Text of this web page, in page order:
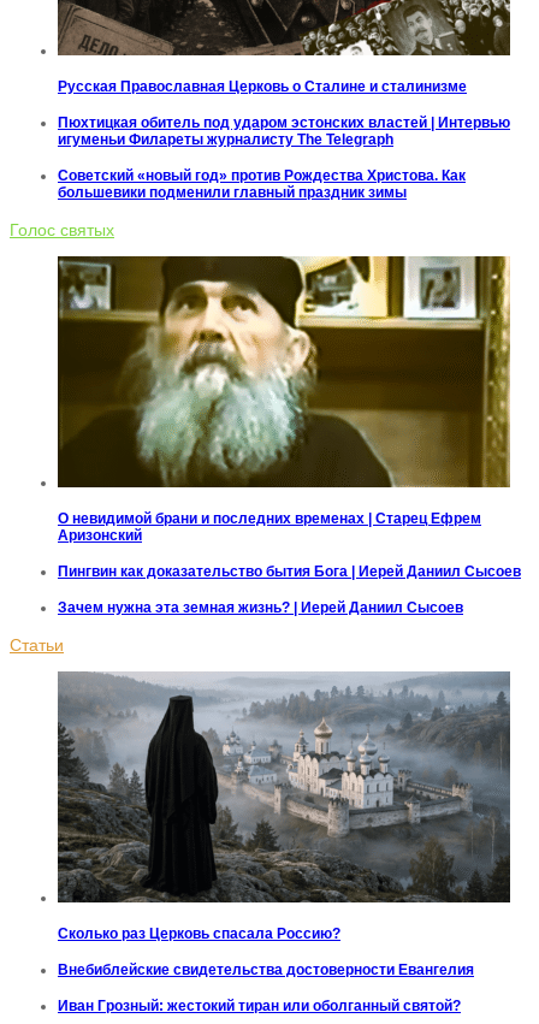
Русская Православная Церковь о Сталине и сталинизме
Пюхтицкая обитель под ударом эстонских властей | Интервью
игуменьи Филареты журналисту The Telegraph
Советский «новый год» против Рождества Христова. Как
большевики подменили главный праздник зимы
Голос святых
О невидимой брани и последних временах | Старец Ефрем
Аризонский
Пингвин как доказательство бытия Бога | Иерей Даниил Сысоев
Зачем нужна эта земная жизнь? | Иерей Даниил Сысоев
Статьи
Сколько раз Церковь спасала Россию?
Внебиблейские свидетельства достоверности Евангелия
Иван Грозный: жестокий тиран или оболганный святой?